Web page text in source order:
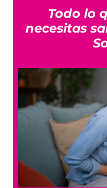
Todo lo
necesitas